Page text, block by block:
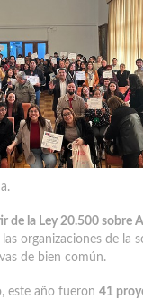
de la Ley 20.500
organizaciones de la
de bien común.
este año fueron 41